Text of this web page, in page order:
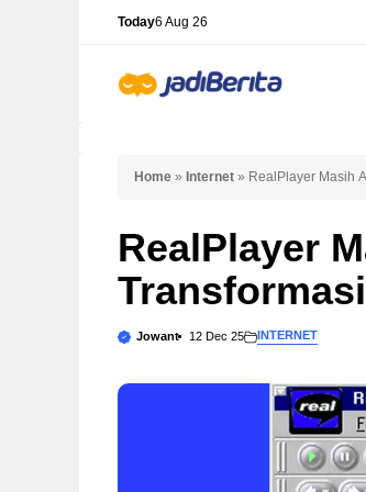
Today6 Aug 26
Home » Internet » RealPlayer Masih
RealPlayer
Jowant 12 Dec 25 INTERNET